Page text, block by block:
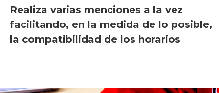
Realiza varias menciones a la vez
facilitando, en la medida de lo posible,
la compatibilidad de los horarios